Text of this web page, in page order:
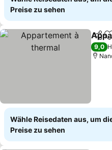
Preise zu sehen
Teilen
9,0
Wähle Reisedaten aus, um
Preise zu sehen